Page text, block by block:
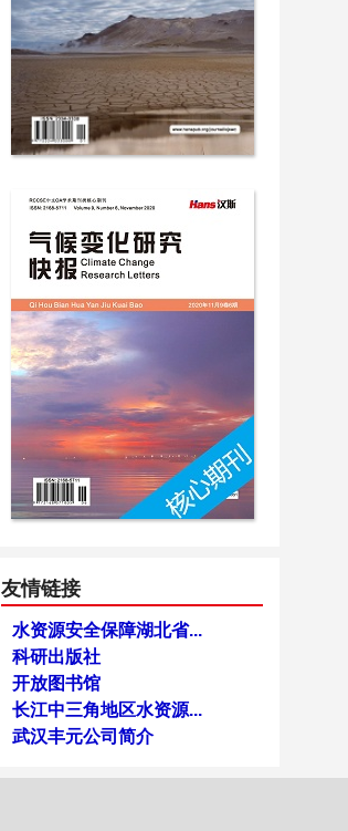
友情链接
水资源安全保障湖北省...
科研出版社
开放图书馆
长江中三角地区水资源...
武汉丰元公司简介